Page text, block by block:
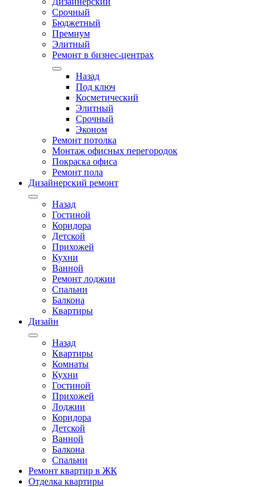
Срочный
Бюджетный
Премиум
Элитный
Ремонт в бизнес-центрах
Назад
Под ключ
Косметический
Элитный
Срочный
Эконом
Ремонт потолка
Монтаж офисных перегородок
Покраска офиса
Ремонт пола
Дизайнерский ремонт
Назад
Гостиной
Коридора
Детской
Прихожей
Кухни
Ванной
Ремонт лоджии
Спальни
Балкона
Квартиры
Дизайн
Назад
Квартиры
Комнаты
Кухни
Гостиной
Прихожей
Лоджии
Коридора
Детской
Ванной
Балкона
Спальни
Ремонт квартир в ЖК
Отделка квартиры